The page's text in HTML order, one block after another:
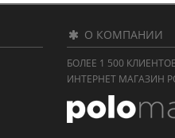
О КОМПАНИИ
БОЛЕЕ 1 500
ИНТЕРНЕТ МАГАЗИН